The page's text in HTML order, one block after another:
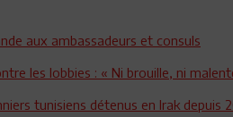
aux ambassadeurs et consuls
les lobbies : « Ni brouille, ni
tunisiens détenus en Irak depuis